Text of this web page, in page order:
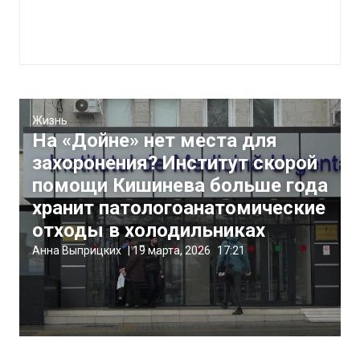
Жизнь
На «Дойне» нет места для
захоронения? Институт скорой
помощи Кишинева больше года
хранит патологоанатомические
отходы в холодильниках
Анна Выприцких 19 марта, 2026 17:21